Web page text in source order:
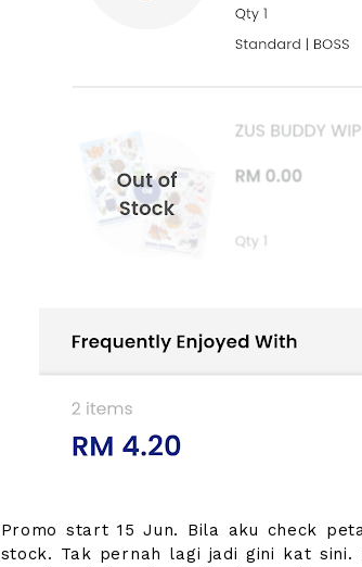
Promo start 15 Jun. Bila aku check
stock. Tak pernah lagi jadi gini kat